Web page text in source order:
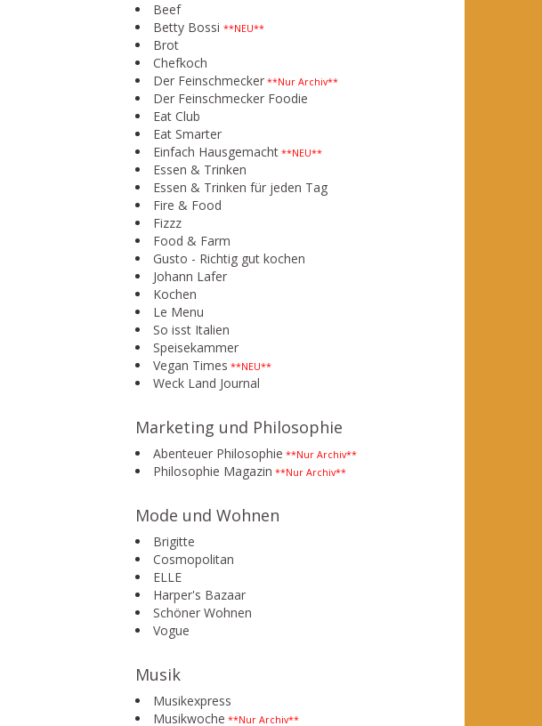
Beef
Betty Bossi **NEU**
Brot
Chefkoch
Der Feinschmecker **Nur Archiv**
Der Feinschmecker Foodie
Eat Club
Eat Smarter
Einfach Hausgemacht **NEU**
Essen & Trinken
Essen & Trinken für jeden Tag
Fire & Food
Fizzz
Food & Farm
Gusto - Richtig gut kochen
Johann Lafer
Kochen
Le Menu
So isst Italien
Speisekammer
Vegan Times **NEU**
Weck Land Journal
Marketing und Philosophie
Abenteuer Philosophie **Nur Archiv**
Philosophie Magazin **Nur Archiv**
Mode und Wohnen
Brigitte
Cosmopolitan
ELLE
Harper's Bazaar
Schöner Wohnen
Vogue
Musik
Musikexpress
Musikwoche **Nur Archiv**